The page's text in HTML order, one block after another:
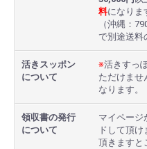
料になりま
（沖縄：
で別途送料
活きスッポン
について
※活きすっ
ただけませ
なります。
領収書の発行
について
マイページ
ドして頂
頂きますと